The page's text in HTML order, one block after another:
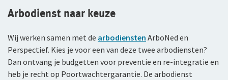
Arbodienst naar keuze
Wij werken samen met de arbodiensten ArboNed en
Perspectief. Kies je voor een van deze twee arbodiensten?
Dan ontvang je budgetten voor preventie en re-integratie en
heb je recht op Poortwachtergarantie. De arbodienst